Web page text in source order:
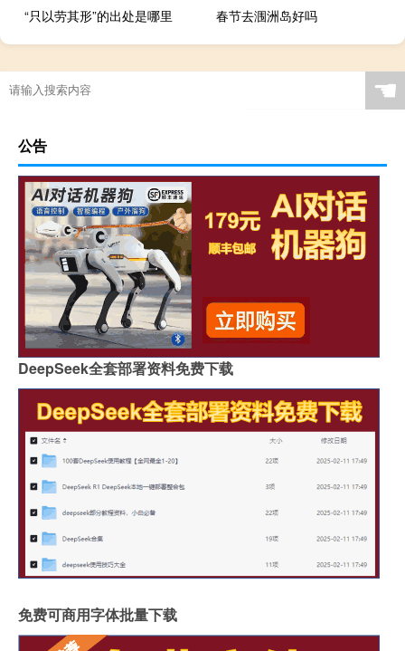
“只以劳其形”的出处是哪里 春节去涠洲岛好吗
☚
公告
DeepSeek全套部署资料免费下载
免费可商用字体批量下载